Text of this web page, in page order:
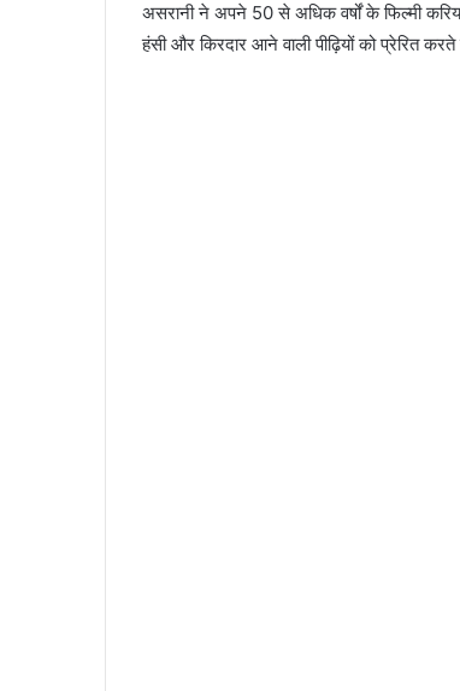
असरानी ने अपने 50 से अधिक वर्षों के फिल्मी
हंसी और किरदार आने वाली पीढ़ियों को प्रेरित